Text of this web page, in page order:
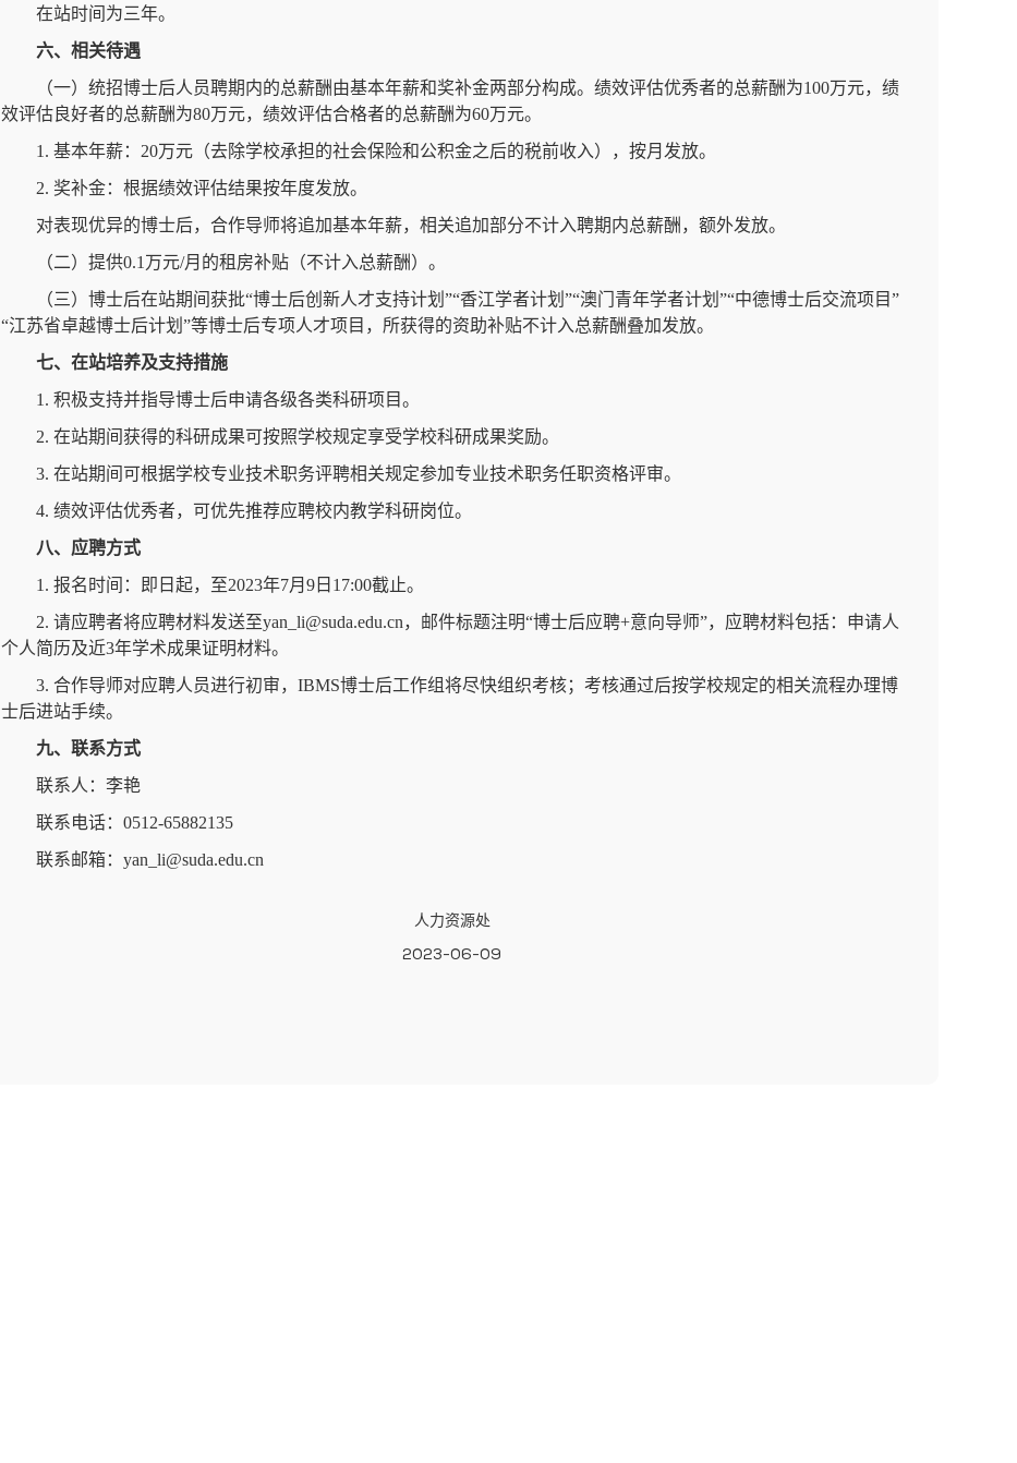
在站时间为三年。
六、相关待遇
（一）统招博士后人员聘期内的总薪酬由基本年薪和奖补金两部分构成。绩效评估优秀者的总薪酬为100万元，绩
效评估良好者的总薪酬为80万元，绩效评估合格者的总薪酬为60万元。
1. 基本年薪：20万元（去除学校承担的社会保险和公积金之后的税前收入），按月发放。
2. 奖补金：根据绩效评估结果按年度发放。
对表现优异的博士后，合作导师将追加基本年薪，相关追加部分不计入聘期内总薪酬，额外发放。
（二）提供0.1万元/月的租房补贴（不计入总薪酬）。
（三）博士后在站期间获批“博士后创新人才支持计划”“香江学者计划”“澳门青年学者计划”“中德博士后交流项目”
“江苏省卓越博士后计划”等博士后专项人才项目，所获得的资助补贴不计入总薪酬叠加发放。
七、在站培养及支持措施
1. 积极支持并指导博士后申请各级各类科研项目。
2. 在站期间获得的科研成果可按照学校规定享受学校科研成果奖励。
3. 在站期间可根据学校专业技术职务评聘相关规定参加专业技术职务任职资格评审。
4. 绩效评估优秀者，可优先推荐应聘校内教学科研岗位。
八、应聘方式
1. 报名时间：即日起，至2023年7月9日17:00截止。
2. 请应聘者将应聘材料发送至yan_li@suda.edu.cn，邮件标题注明“博士后应聘+意向导师”，应聘材料包括：申请人
个人简历及近3年学术成果证明材料。
3. 合作导师对应聘人员进行初审，IBMS博士后工作组将尽快组织考核；考核通过后按学校规定的相关流程办理博
士后进站手续。
九、联系方式
联系人：李艳
联系电话：0512-65882135
联系邮箱：yan_li@suda.edu.cn
人力资源处
2023-06-09